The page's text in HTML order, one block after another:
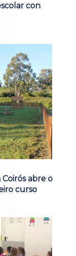
con
abre o
curso